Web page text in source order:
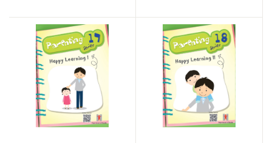
Preschooler I
Preschooler II